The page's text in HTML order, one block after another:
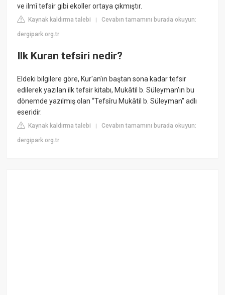
ve ilmî tefsir gibi ekoller ortaya çıkmıştır.
Kaynak kaldırma talebi |Cevabın tamamını burada okuyun:
dergipark.org.tr
Ilk Kuran tefsiri nedir?
Eldeki bilgilere göre, Kur'an'ın baştan sona kadar tefsir
edilerek yazılan ilk tefsir kitabı, Mukâtil b. Süleyman'ın bu
dönemde yazılmış olan “Tefsîru Mukâtil b. Süleyman” adlı
eseridir.
Kaynak kaldırma talebi |Cevabın tamamını burada okuyun:
dergipark.org.tr